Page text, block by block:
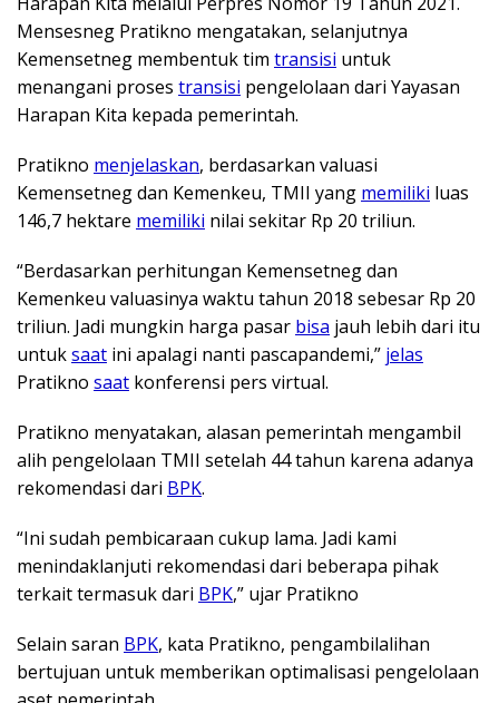
Mensesneg Pratikno mengatakan, selanjutnya
Kemensetneg membentuk tim transisi untuk
menangani proses transisi pengelolaan dari Yayasan
Harapan Kita kepada pemerintah.
Pratikno menjelaskan, berdasarkan valuasi
Kemensetneg dan Kemenkeu, TMII yang memiliki luas
146,7 hektare memiliki nilai sekitar Rp 20 triliun.
“Berdasarkan perhitungan Kemensetneg dan
Kemenkeu valuasinya waktu tahun 2018 sebesar Rp 20
triliun. Jadi mungkin harga pasar bisa jauh lebih dari itu
untuksaat ini apalagi nanti pascapandemi,” jelas
Pratikno saat konferensi pers virtual.
Pratikno menyatakan, alasan pemerintah mengambil
alih pengelolaan TMII setelah 44 tahun karena adanya
rekomendasi dari BPK.
“Ini sudah pembicaraan cukup lama. Jadi kami
menindaklanjuti rekomendasi dari beberapa pihak
terkait termasuk dari BPK,” ujar Pratikno
Selain saran BPK, kata Pratikno, pengambilalihan
bertujuan untuk memberikan optimalisasi pengelolaan